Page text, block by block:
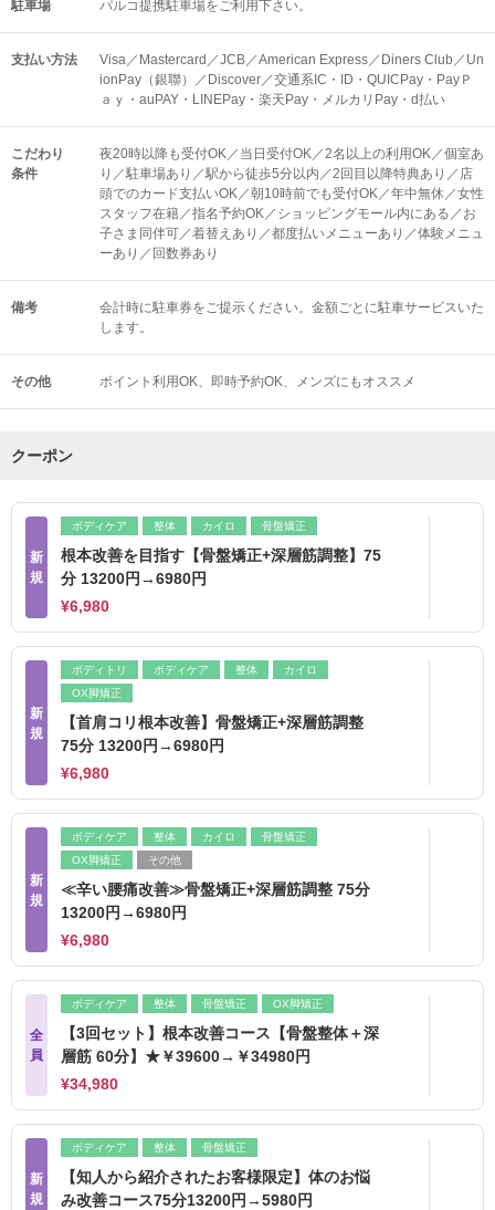
駐車場 パルコ提携駐車場をご利用下さい。
支払い方法
Visa／Mastercard／JCB／American Express／Diners Club／Un
ionPay（銀聯）／Discover／交通系IC・ID・QUICPay・PayＰ
ａｙ・auPAY・LINEPay・楽天Pay・メルカリPay・d払い
こだわり
条件
夜20時以降も受付OK／当日受付OK／2名以上の利用OK／個室あ
り／駐車場あり／駅から徒歩5分以内／2回目以降特典あり／店
頭でのカード支払いOK／朝10時前でも受付OK／年中無休／女性
スタッフ在籍／指名予約OK／ショッピングモール内にある／お
子さま同伴可／着替えあり／都度払いメニューあり／体験メニュ
ーあり／回数券あり
備考
会計時に駐車券をご提示ください。金額ごとに駐車サービスいた
します。
その他 ポイント利用OK 即時予約OK メンズにもオススメ
クーポン
新
規
ボディケア 整体 カイロ 骨盤矯正
根本改善を目指す【骨盤矯正+深層筋調整】75
分 13200円→6980円
¥6,980
新
規
ボディトリ ボディケア 整体
カイロ
OX脚矯正
【首肩コリ根本改善】骨盤矯正+深層筋調整
75分 13200円→6980円
¥6,980
新
規
ボディケア 整体 カイロ
骨盤矯正
OX脚矯正
その他
≪辛い腰痛改善≫骨盤矯正+深層筋調整 75分
13200円→6980円
¥6,980
全
員
ボディケア 整体 骨盤矯正 OX脚矯正
【3回セット】根本改善コース【骨盤整体＋深
層筋 60分】★￥39600→￥34980円
¥34,980
新
規
ボディケア 整体 骨盤矯正
【知人から紹介されたお客様限定】体のお悩
み改善コース75分13200円→5980円